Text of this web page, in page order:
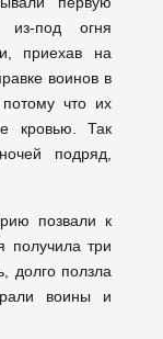
под огня
приехав на
воинов в
что их
кровью. Так
подряд,
позвали к
получила три
долго ползла
воины и